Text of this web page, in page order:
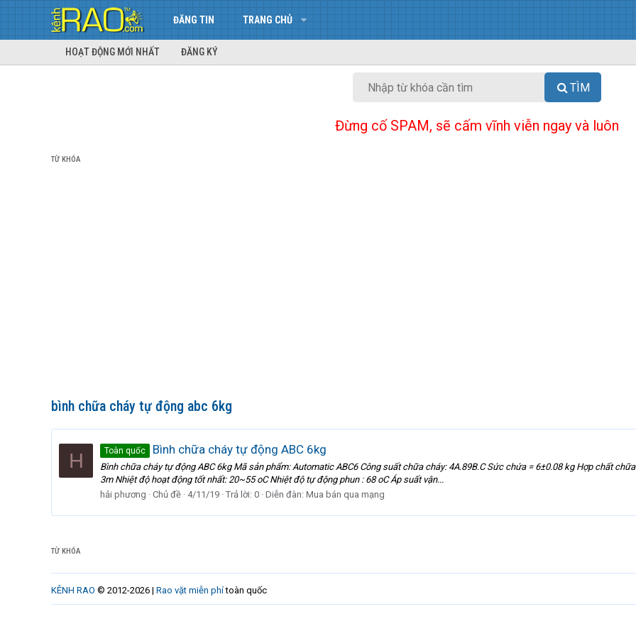
ĐĂNG TIN TRANG CHỦ
HOẠT ĐỘNG MỚI NHẤT ĐĂNG KÝ
TÌM
Đừng cố SPAM, sẽ cấm vĩnh viễn ngay và luôn
TỪ KHÓA
bình chữa cháy tự động abc 6kg
H Toàn quốc Bình chữa cháy tự động ABC 6kg
Bình chữa cháy tự động ABC 6kg Mã sản phẩm: Automatic ABC6 Công suất chữa cháy: 4A.89B.C Sức chứa = 6±0.08 kg Hợp chất
3m Nhiệt độ hoạt động tốt nhất: 20~55 oC Nhiệt độ tự động phun : 68 oC Áp suất vận...
hải phương
Chủ đề 4/11/19 Trả lời: 0 Diễn đàn: Mua bán qua mạng
TỪ KHÓA
KÊNH RAO © 2012-2026 | Rao vặt miễn phítoàn quốc